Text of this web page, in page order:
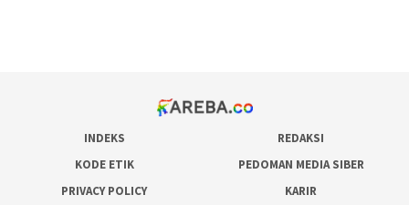
INDEKS
REDAKSI
KODE ETIK
PEDOMAN MEDIA SIBER
PRIVACY POLICY
KARIR